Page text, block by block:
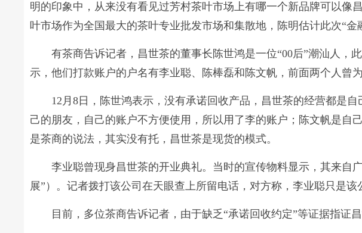
明的印象中，从来没有看见过芳村茶叶市场上有哪一个新品牌可以像
叶市场作为全国最大的茶叶专业批发市场和集散地，陈明估计此次“金
有茶商告诉记者，昌世茶的董事长陈世鸿是一位“00后”潮汕人，
示，他们打款账户的户名有李业聪、陈棒磊和陈文帆，前面两个人曾
12月8日，陈世鸿表示，没有承诺回收产品，昌世茶的经营都是
己的朋友，自己的账户不方便使用，所以用了李的账户；陈文帆是自
是茶商的说法，其实没有托，昌世茶是现货的模式。
李业聪曾现身昌世茶的开业典礼。当时的宣传物料显示，其来自
展”）。记者拨打该公司在天眼查上所留电话，对方称，李业聪只是该
目前，多位茶商告诉记者，由于缺乏“承诺回收约定”等证据指证